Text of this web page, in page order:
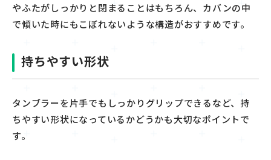
やふたがしっかりと閉まることはもちろん、カバンの中
で傾いた時にもこぼれないような構造がおすすめです。
持ちやすい形状
タンブラーを片手でも しっかりグリップできるなど、持
ちやすい形状になっているかどうかも大切なポイントで
す。